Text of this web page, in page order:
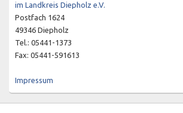
im Landkreis Diepholz e.V.
Postfach 1624
49346 Diepholz
Tel.: 05441-1373
Fax: 05441-591613
Impressum